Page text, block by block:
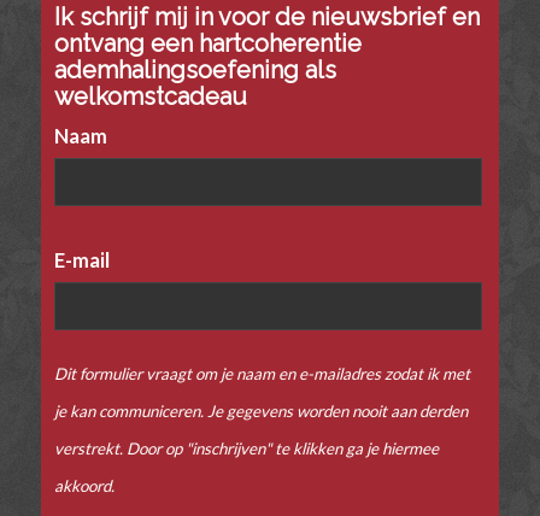
Ik schrijf mij in voor de nieuwsbrief en
ontvang een hartcoherentie
ademhalingsoefening als
welkomstcadeau
Naam
E-mail
Dit formulier vraagt om je naam en e-mailadres zodat ik met
je kan communiceren. Je gegevens worden nooit aan derden
verstrekt. Door op "inschrijven" te klikken ga je hiermee
akkoord.